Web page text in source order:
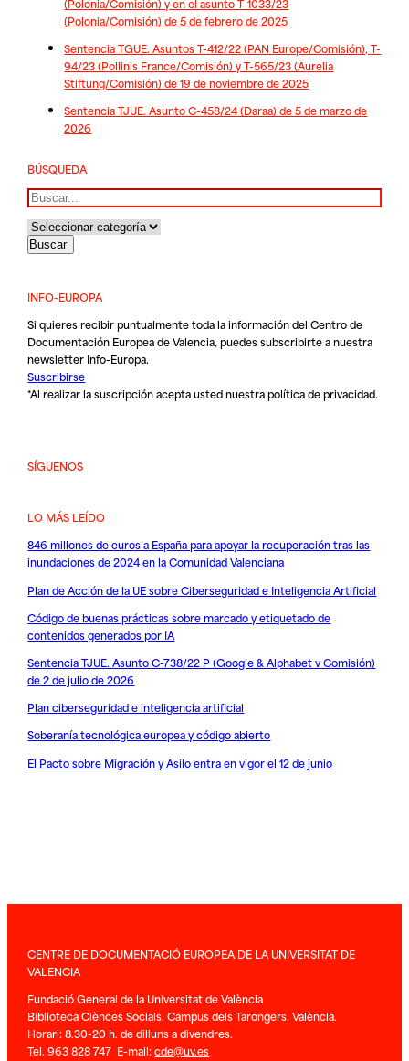
(Polonia/Comisión) de 5 de febrero de 2025
Sentencia TGUE. Asuntos T-412/22 (PAN Europe/Comisión), T-
94/23 (Pollinis France/Comisión) y T-565/23 (Aurelia
Stiftung/Comisión) de 19 de noviembre de 2025
Sentencia TJUE. Asunto C-458/24 (Daraa) de 5 de marzo de
2026
BÚSQUEDA
Buscar
INFO-EUROPA
Si quieres recibir puntualmente toda la información del Centro de
Documentación Europea de Valencia, puedes subscribirte a nuestra
newsletter Info-Europa.
Suscribirse
*Al realizar la suscripción acepta usted nuestrapolítica de privacidad.
SÍGUENOS
LO MÁS LEÍDO
846 millones de euros a España para apoyar la recuperación tras las
inundaciones de 2024 en la Comunidad Valenciana
Plan de Acción de la UE sobre Ciberseguridad e Inteligencia Artificial
Código de buenas prácticas sobre marcado y etiquetado de
contenidos generados por IA
Sentencia TJUE. Asunto C-738/22 P (Google & Alphabet v Comisión)
de 2 de julio de 2026
Plan ciberseguridad e inteligencia artificial
Soberanía tecnológica europea y código abierto
El Pacto sobre Migración y Asilo entra en vigor el 12 de junio
CENTRE DE DOCUMENTACIÓ EUROPEA DE LA UNIVERSITAT DE
VALENCIA
Fundació General de la Universitat de València
Biblioteca Ciènces Socials. Campus dels Tarongers. València.
Horari: 8.30-20 h. de dilluns a divendres.
Tel. 963 828 747 E-mail:cde@uv.es